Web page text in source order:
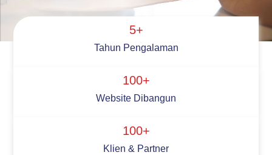
5+
Tahun Pengalaman
100+
Website Dibangun
100+
Klien & Partner